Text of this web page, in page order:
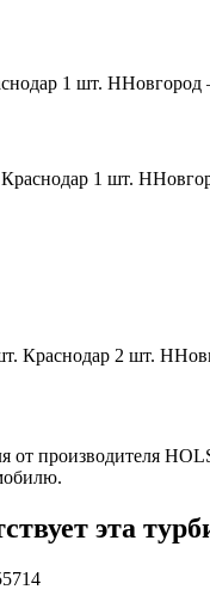
1 шт. ННовгород
Краснодар 1 шт.
Краснодар 2 шт.
от производителя
эта